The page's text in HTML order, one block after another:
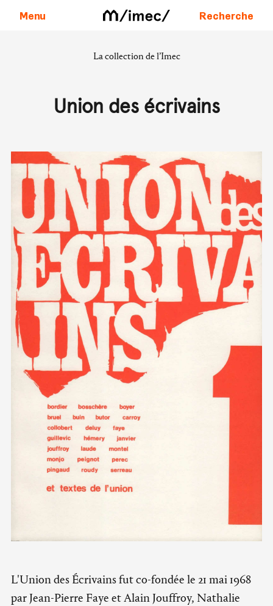
Menu Recherche
La collection de l’Imec
Union des écrivains
L'Union des Écrivains fut co-fondée le 21 mai 1968
par Jean-Pierre Faye et Alain Jouffroy, Nathalie